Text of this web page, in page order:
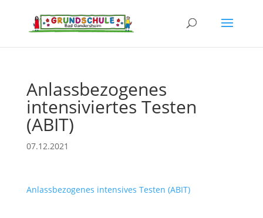
Anlassbezogenes
intensiviertes Testen
(ABIT)
07.12.2021
Anlassbezogenes intensives Testen (ABIT)